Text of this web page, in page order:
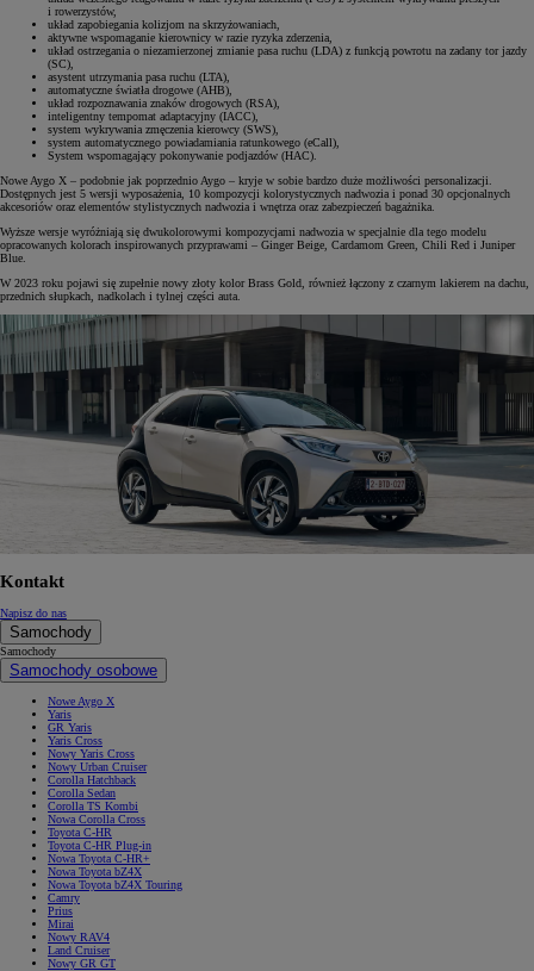
i rowerzystów,
układ zapobiegania kolizjom na skrzyżowaniach,
aktywne wspomaganie kierownicy w razie ryzyka zderzenia,
układ ostrzegania o niezamierzonej zmianie pasa ruchu (LDA) z funkcją powrotu na zadany tor jazdy
(SC),
asystent utrzymania pasa ruchu (LTA),
automatyczne światła drogowe (AHB),
układ rozpoznawania znaków drogowych (RSA),
inteligentny tempomat adaptacyjny (IACC),
system wykrywania zmęczenia kierowcy (SWS),
system automatycznego powiadamiania ratunkowego (eCall),
System wspomagający pokonywanie podjazdów (HAC).
Nowe Aygo X – podobnie jak poprzednio Aygo – kryje w sobie bardzo duże możliwości personalizacji.
Dostępnych jest 5 wersji wyposażenia, 10 kompozycji kolorystycznych nadwozia i ponad 30 opcjonalnych
akcesoriów oraz elementów stylistycznych nadwozia i wnętrza oraz zabezpieczeń bagażnika.
Wyższe wersje wyróżniają się dwukolorowymi kompozycjami nadwozia w specjalnie dla tego modelu
opracowanych kolorach inspirowanych przyprawami – Ginger Beige, Cardamom Green, Chili Red i Juniper
Blue.
W 2023 roku pojawi się zupełnie nowy złoty kolor Brass Gold, również łączony z czarnym lakierem na dachu,
przednich słupkach, nadkolach i tylnej części auta.
Kontakt
Napisz do nas
Samochody
Samochody
Samochody osobowe
Nowe Aygo X
Yaris
GR Yaris
Yaris Cross
Nowy Yaris Cross
Nowy Urban Cruiser
Corolla Hatchback
Corolla Sedan
Corolla TS Kombi
Nowa Corolla Cross
Toyota C-HR
Toyota C-HR Plug-in
Nowa Toyota C-HR+
Nowa Toyota bZ4X
Nowa Toyota bZ4X Touring
Camry
Prius
Mirai
Nowy RAV4
Land Cruiser
Nowy GR GT